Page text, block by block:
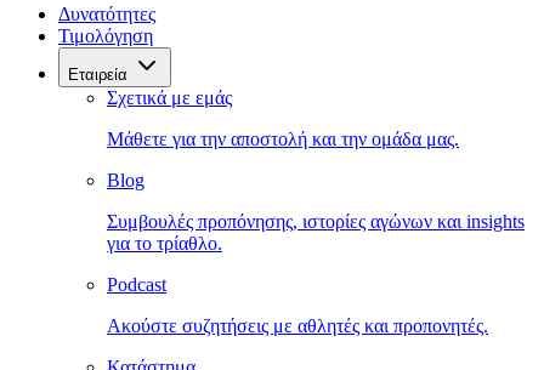
Δυνατότητες
Τιμολόγηση
Εταιρεία
Σχετικά με εμάς
Μάθετε για την αποστολή και την ομάδα μας.
Blog
Συμβουλές προπόνησης, ιστορίες αγώνων και insights
για το τρίαθλο.
Podcast
Ακούστε συζητήσεις με αθλητές και προπονητές.